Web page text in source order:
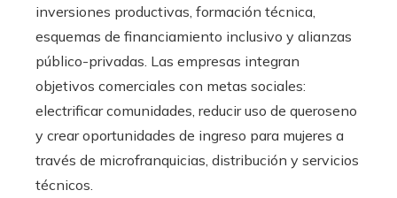
inversiones productivas, formación técnica,
esquemas de financiamiento inclusivo y alianzas
público-privadas. Las empresas integran
objetivos comerciales con metas sociales:
electrificar comunidades, reducir uso de queroseno
y crear oportunidades de ingreso para mujeres a
través de microfranquicias, distribución y servicios
técnicos.